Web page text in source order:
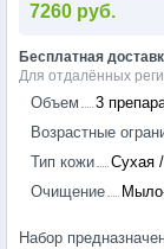
7260 руб.
Бесплатная
Для отдалённых
Объем
3
Возрастные
Тип кожи
Сухая
Очищение
Набор